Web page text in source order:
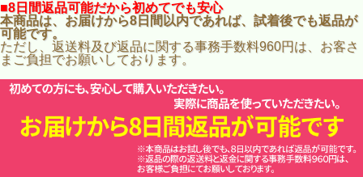
■8日間返品可能だから初めてでも安心
本商品は、お届けから8日間以内であれば、試着後でも返品が
可能です。
ただし、返送料及び返品に関する事務手数料960円は、お客さ
まご負担でお願いしております。